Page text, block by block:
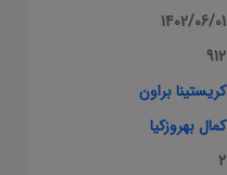
1402/06/01
912
کریستینا براون
کمال بهروزکیا
2